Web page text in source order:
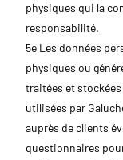
physiques qui la
responsabilité.
5e Les données
physiques ou
traitées et
utilisées par
auprès de clients
questionnaires